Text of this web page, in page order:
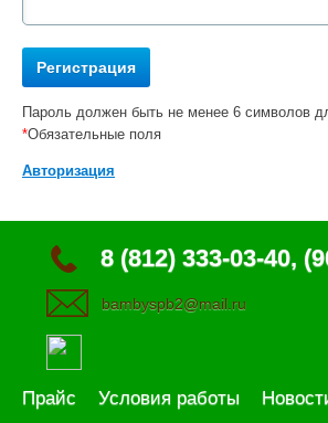
Пароль должен быть не менее 6 символов
*Обязательные поля
Авторизация
8 (812) 333-03-40,
bambyspb2@mail.ru
Прайс Условия работы